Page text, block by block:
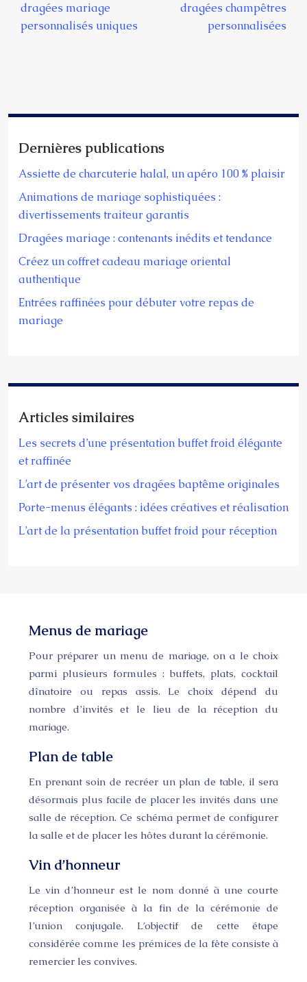
dragées mariage
personnalisés uniques
dragées champêtres
personnalisées
Dernières publications
Assiette de charcuterie halal, un apéro 100 % plaisir
Animations de mariage sophistiquées :
divertissements traiteur garantis
Dragées mariage : contenants inédits et tendance
Créez un coffret cadeau mariage oriental
authentique
Entrées raffinées pour débuter votre repas de
mariage
Articles similaires
Les secrets d’une présentation buffet froid élégante
et raffinée
L’art de présenter vos dragées baptême originales
Porte-menus élégants : idées créatives et réalisation
L’art de la présentation buffet froid pour réception
Menus de mariage
Pour préparer un menu de mariage, on a le choix
parmi plusieurs formules : buffets, plats, cocktail
dînatoire ou repas assis. Le choix dépend du
nombre d’invités et le lieu de la réception du
mariage.
Plan de table
En prenant soin de recréer un plan de table, il sera
désormais plus facile de placer les invités dans une
salle de réception. Ce schéma permet de configurer
la salle et de placer les hôtes durant la cérémonie.
Vin d’honneur
Le vin d’honneur est le nom donné à une courte
réception organisée à la fin de la cérémonie de
l’union conjugale. L’objectif de cette étape
considérée comme les prémices de la fête consiste à
remercier les convives.